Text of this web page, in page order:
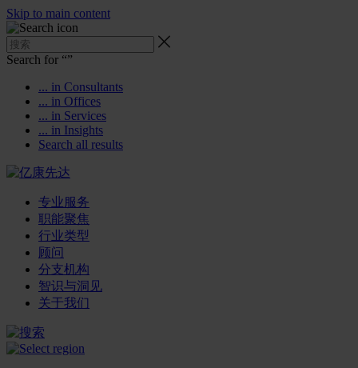
Skip to main content
Search for “”
... in Consultants
... in Offices
... in Services
... in Insights
Search all results
专业服务
职能聚焦
行业类型
顾问
分支机构
智识与洞见
关于我们